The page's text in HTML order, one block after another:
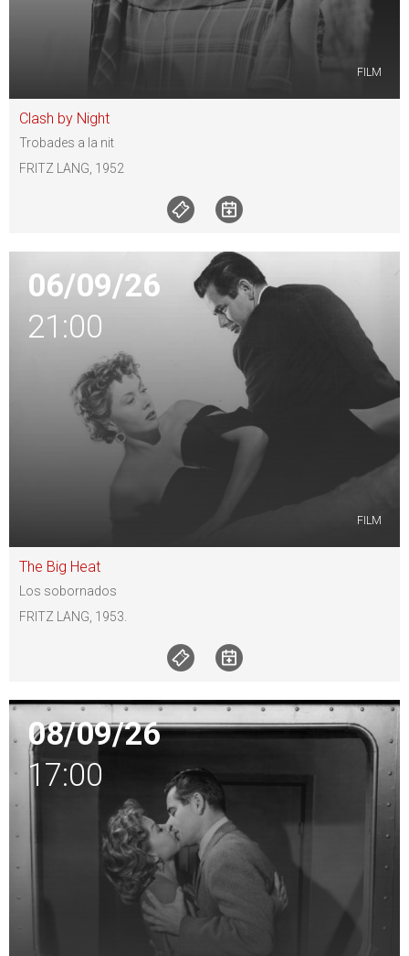
FILM
Clash by Night
Trobades a la nit
FRITZ LANG, 1952
06/09/26
21:00
FILM
The Big Heat
Los sobornados
FRITZ LANG, 1953.
08/09/26
17:00